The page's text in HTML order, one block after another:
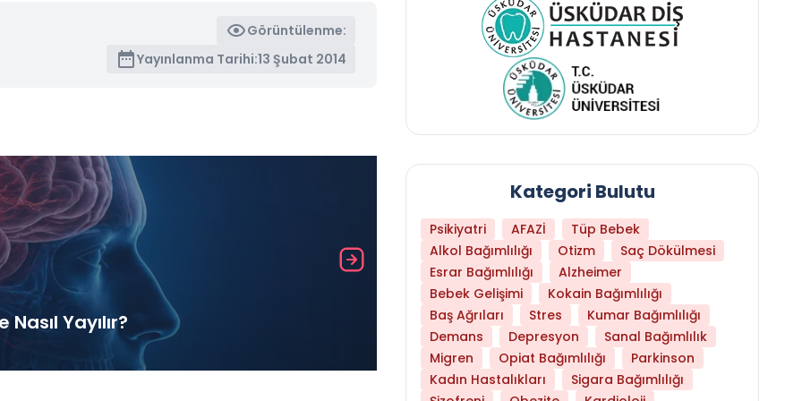
Görüntülenme:
Yayınlanma Tarihi:13 Şubat 2014
Yayılır? Uykusuzluk Bazı Beyinlere Daha Fazla
Kategori Bulutu
Psikiyatri AFAZİ
Tüp Bebek
Alkol Bağımlılığı
Otizm
Saç Dökülmesi
Esrar Bağımlılığı
Alzheimer
Bebek Gelişimi
Kokain Bağımlılığı
Baş Ağrıları
Stres
Kumar Bağımlılığı
Demans
Depresyon
Sanal Bağımlılık
Migren
Opiat Bağımlılığı
Parkinson
Kadın Hastalıkları
Sigara Bağımlılığı